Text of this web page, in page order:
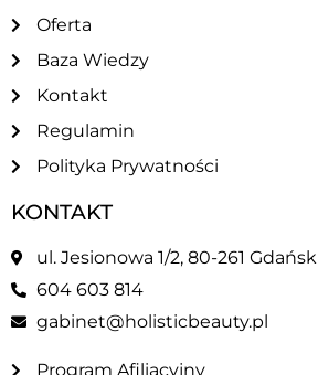
Oferta
Baza Wiedzy
Kontakt
Regulamin
Polityka Prywatności
KONTAKT
ul. Jesionowa 1/2, 80-261 Gdańsk
604 603 814
gabinet@holisticbeauty.pl
Program Afiliacyjny